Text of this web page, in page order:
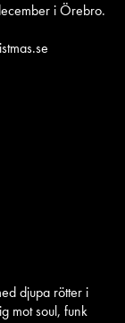
i Örebro.
djupa rötter i
mot soul, funk